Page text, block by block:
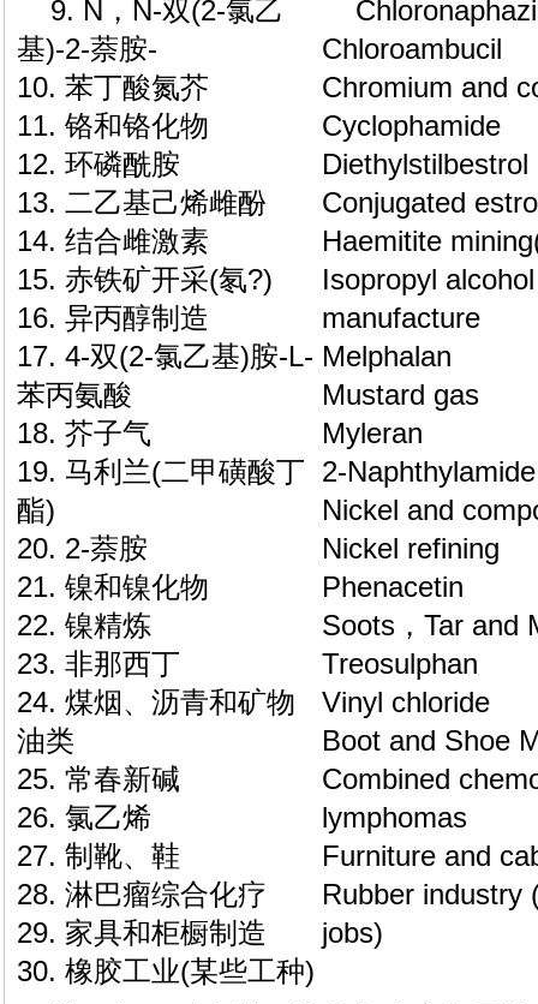
9. N，N-双(2-氯乙
基)-2-萘胺-
10. 苯丁酸氮芥
11. 铬和铬化物
12. 环磷酰胺
13. 二乙基己烯雌酚
14. 结合雌激素
15. 赤铁矿开采(氡?)
16. 异丙醇制造
17. 4-双(2-氯乙基)胺-L-
苯丙氨酸
18. 芥子气
19. 马利兰(二甲磺酸丁
酯)
20. 2-萘胺
21. 镍和镍化物
22. 镍精炼
23. 非那西丁
24. 煤烟、沥青和矿物
油类
25. 常春新碱
26. 氯乙烯
27. 制靴、鞋
28. 淋巴瘤综合化疗
29. 家具和柜橱制造
30. 橡胶工业(某些工种)
Chloroambucil
Chromium and
Cyclophamide
Diethylstilbestrol
Conjugated
Haemitite
Isopropyl alcohol
manufacture
Melphalan
Mustard gas
Myleran
2-Naphthylamide
Nickel and
Nickel refining
Phenacetin
Soots，Tar and
Treosulphan
Vinyl chloride
Boot and Shoe
Combined
lymphomas
Furniture and
Rubber industry
jobs)